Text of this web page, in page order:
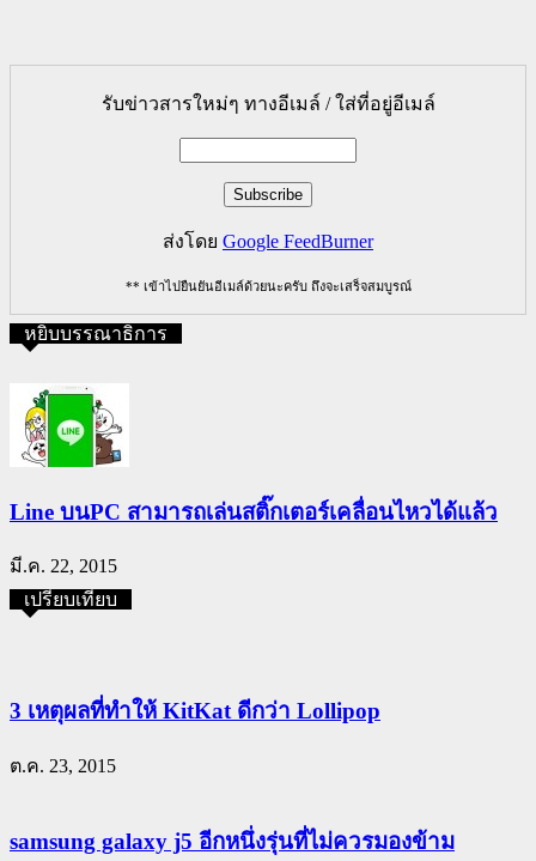
รับข่าวสารใหม่ๆ ทางอีเมล์ / ใส่ที่อยู่อีเมล์
ส่งโดย Google FeedBurner
** เข้าไปยืนยันอีเมล์ด้วยนะครับ ถึงจะเสร็จสมบูรณ์
หยิบบรรณาธิการ
Line บนPC สามารถเล่นสติ๊กเตอร์เคลื่อนไหวได้แล้ว
มี.ค. 22, 2015
เปรียบเทียบ
3 เหตุผลที่ทำให้ KitKat ดีกว่า Lollipop
ต.ค. 23, 2015
samsung galaxy j5 อีกหนึ่งรุ่นที่ไม่ควรมองข้าม